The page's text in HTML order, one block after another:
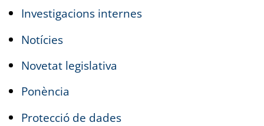
Investigacions internes
Notícies
Novetat legislativa
Ponència
Protecció de dades